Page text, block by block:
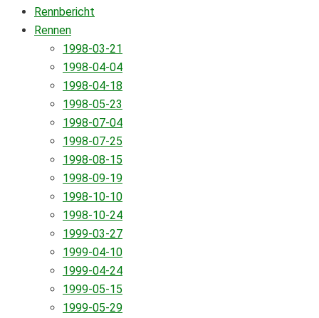
Rennbericht
Rennen
1998-03-21
1998-04-04
1998-04-18
1998-05-23
1998-07-04
1998-07-25
1998-08-15
1998-09-19
1998-10-10
1998-10-24
1999-03-27
1999-04-10
1999-04-24
1999-05-15
1999-05-29